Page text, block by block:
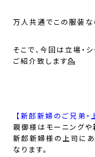
万人共通でこの服装な
そこで、今回は立場・
ご紹介致します💁
【新郎新婦のご兄弟・
親御様はモーニングや
新郎新婦様の上司に
なります。